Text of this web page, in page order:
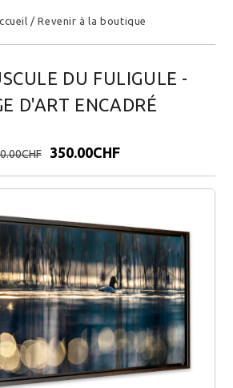
/Revenir à la boutique
DU FULIGULE -
D'ART ENCADRÉ
.00CHF 350.00CHF